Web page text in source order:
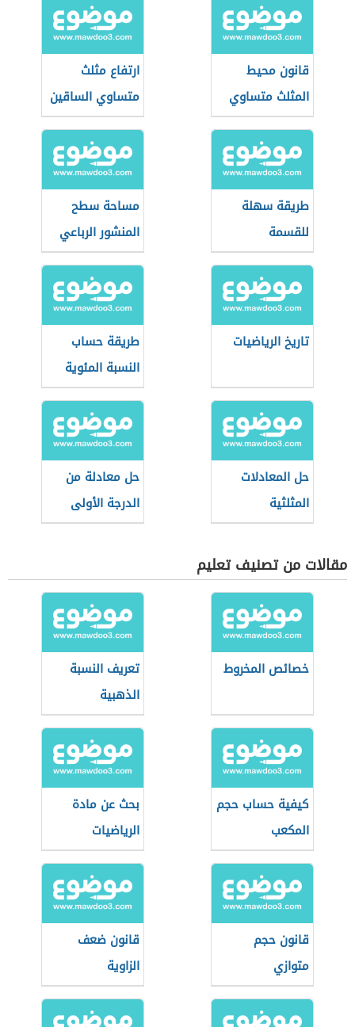
الحسابية
قانون محيط
المثلث متساوي
الساقين
ارتفاع مثلث
متساوي الساقين
طريقة سهلة
للقسمة
مساحة سطح
المنشور الرباعي
تاريخ الرياضيات
طريقة حساب
النسبة المئوية
حل المعادلات
المثلثية
حل معادلة من
الدرجة الأولى
مقالات من تصنيف تعليم
خصائص المخروط
تعريف النسبة
الذهبية
كيفية حساب حجم
المكعب
بحث عن مادة
الرياضيات
قانون حجم
متوازي
المستطيلات
قانون ضعف
الزاوية